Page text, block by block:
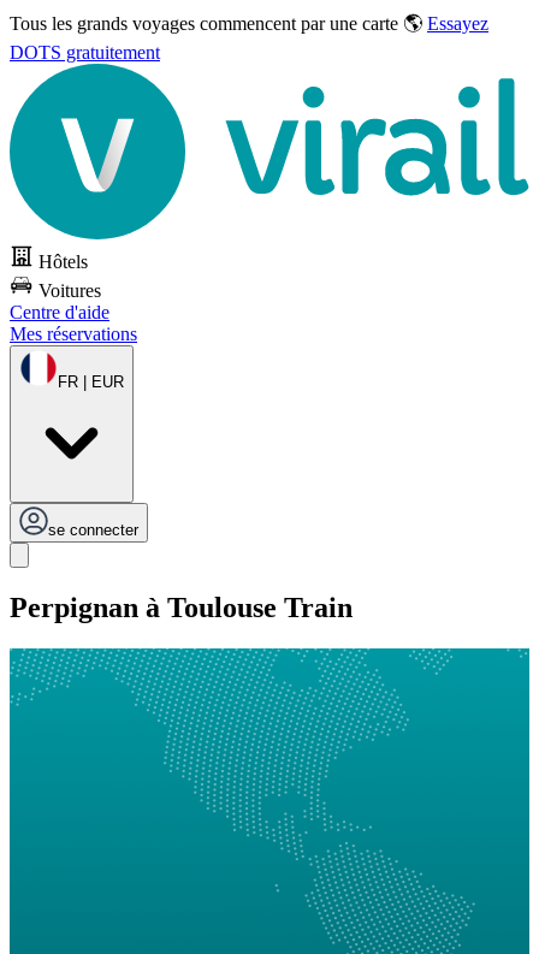
Tous les grands voyages commencent par une carte 🌎 Essayez
DOTS gratuitement
Hôtels
Voitures
Centre d'aide
Mes réservations
FR | EUR
se connecter
Perpignan à Toulouse Train